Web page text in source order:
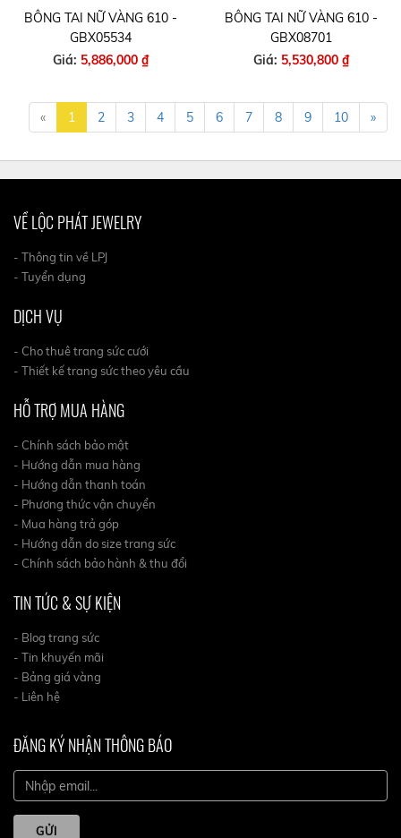
BÔNG TAI NỮ VÀNG 610 -
GBX05534
Giá: 5,886,000 ₫
BÔNG TAI NỮ VÀNG 610 -
GBX08701
Giá: 5,530,800 ₫
« 1 2 3 4 5 6 7 8 9 10 »
VỀ LỘC PHÁT JEWELRY
- Thông tin về LPJ
- Tuyển dụng
DỊCH VỤ
- Cho thuê trang sức cưới
- Thiết kế trang sức theo yêu cầu
HỖ TRỢ MUA HÀNG
- Chính sách bảo mật
- Hướng dẫn mua hàng
- Hướng dẫn thanh toán
- Phương thức vận chuyển
- Mua hàng trả góp
- Hướng dẫn do size trang sức
- Chính sách bảo hành & thu đổi
TIN TỨC & SỰ KIỆN
- Blog trang sức
- Tin khuyến mãi
- Bảng giá vàng
- Liên hệ
ĐĂNG KÝ NHẬN THÔNG BÁO
GỬI